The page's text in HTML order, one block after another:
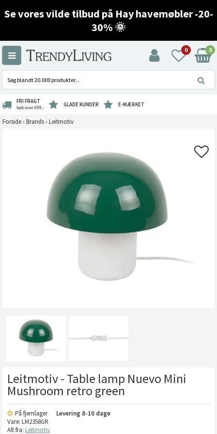
Se vores vilde tilbud på Hay havemøbler -20-
30% 🌞
0 0
FRI FRAGT
køb over 699,- GLADE KUNDER E-MÆRKET
Forside › Brands › Leitmotiv
Leitmotiv - Table lamp Nuevo Mini
Mushroom retro green
På fjernlager Levering 8-10 dage
Vare: LM2358GR
Alt fra: Leitmotiv